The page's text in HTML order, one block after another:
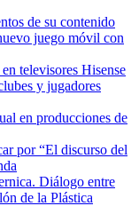
de su contenido
juego móvil con
televisores Hisense
y jugadores
en producciones de
por “El discurso del
Diálogo entre
de la Plástica